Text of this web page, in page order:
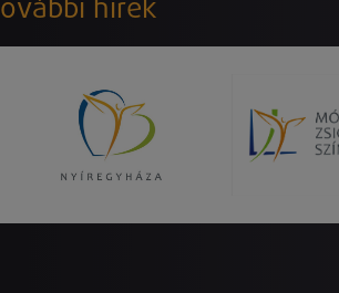
hírek